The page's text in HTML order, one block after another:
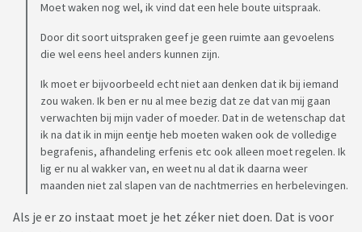
Moet waken nog wel, ik vind dat een hele boute uitspraak.
Door dit soort uitspraken geef je geen ruimte aan gevoelens
die wel eens heel anders kunnen zijn.
Ik moet er bijvoorbeeld echt niet aan denken dat ik bij iemand
zou waken. Ik ben er nu al mee bezig dat ze dat van mij gaan
verwachten bij mijn vader of moeder. Dat in de wetenschap dat
ik na dat ik in mijn eentje heb moeten waken ook de volledige
begrafenis, afhandeling erfenis etc ook alleen moet regelen. Ik
lig er nu al wakker van, en weet nu al dat ik daarna weer
maanden niet zal slapen van de nachtmerries en herbelevingen.
Als je er zo instaat moet je het zéker niet doen. Dat is voor